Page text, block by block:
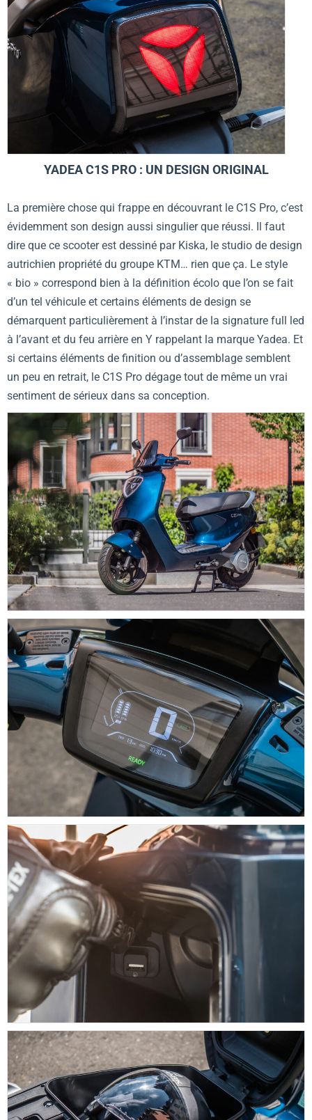
YADEA C1S PRO : UN DESIGN ORIGINAL
La première chose qui frappe en découvrant le C1S Pro, c’est
évidemment son design aussi singulier que réussi. Il faut
dire que ce scooter est dessiné par Kiska, le studio de design
autrichien propriété du groupe KTM… rien que ça. Le style
« bio » correspond bien à la définition écolo que l’on se fait
d’un tel véhicule et certains éléments de design se
démarquent particulièrement à l’instar de la signature full led
à l’avant et du feu arrière en Y rappelant la marque Yadea. Et
si certains éléments de finition ou d’assemblage semblent
un peu en retrait, le C1S Pro dégage tout de même un vrai
sentiment de sérieux dans sa conception.